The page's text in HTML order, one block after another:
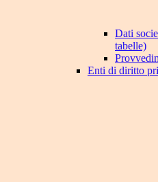
Dati
tabelle)
Enti di diritto